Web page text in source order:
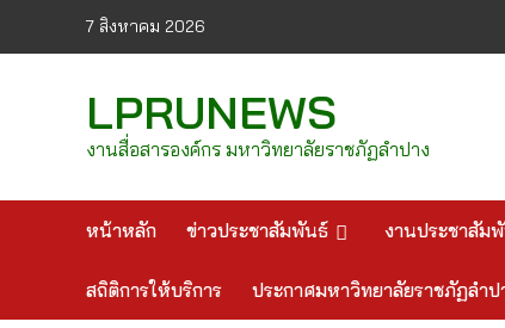
7 สิงหาคม 2026
LPRUNEWS
งานสื่อสารองค์กร มหาวิทยาลัยราชภัฏลำปาง
หน้าหลัก ข่าวประชาสัมพันธ์ งานประชาสัม
สถิติการให้บริการ ประกาศมหาวิทยาลัยราชภัฏลำป